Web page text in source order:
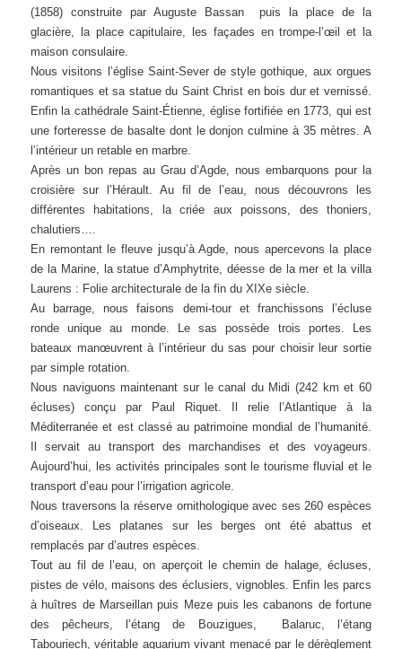
(1858) construite par Auguste Bassan puis la place de la
glacière, la place capitulaire, les façades en trompe-l’œil et la
maison consulaire.
Nous visitons l’église Saint-Sever de style gothique, aux orgues
romantiques et sa statue du Saint Christ en bois dur et vernissé.
Enfin la cathédrale Saint-Étienne, église fortifiée en 1773, qui est
une forteresse de basalte dont le donjon culmine à 35 mètres. A
l’intérieur un retable en marbre.
Après un bon repas au Grau d’Agde, nous embarquons pour la
croisière sur l’Hérault. Au fil de l’eau, nous découvrons les
différentes habitations, la criée aux poissons, des thoniers,
chalutiers….
En remontant le fleuve jusqu’à Agde, nous apercevons la place
de la Marine, la statue d’Amphytrite, déesse de la mer et la villa
Laurens : Folie architecturale de la fin du XIXe siècle.
Au barrage, nous faisons demi-tour et franchissons l’écluse
ronde unique au monde. Le sas possède trois portes. Les
bateaux manœuvrent à l’intérieur du sas pour choisir leur sortie
par simple rotation.
Nous naviguons maintenant sur le canal du Midi (242 km et 60
écluses) conçu par Paul Riquet. Il relie l’Atlantique à la
Méditerranée et est classé au patrimoine mondial de l’humanité.
Il servait au transport des marchandises et des voyageurs.
Aujourd’hui, les activités principales sont le tourisme fluvial et le
transport d’eau pour l’irrigation agricole.
Nous traversons la réserve ornithologique avec ses 260 espèces
d’oiseaux. Les platanes sur les berges ont été abattus et
remplacés par d’autres espèces.
Tout au fil de l’eau, on aperçoit le chemin de halage, écluses,
pistes de vélo, maisons des éclusiers, vignobles. Enfin les parcs
à huîtres de Marseillan puis Meze puis les cabanons de fortune
des pêcheurs, l’étang de Bouzigues, Balaruc, l’étang
Tabouriech, véritable aquarium vivant menacé par le dérèglement